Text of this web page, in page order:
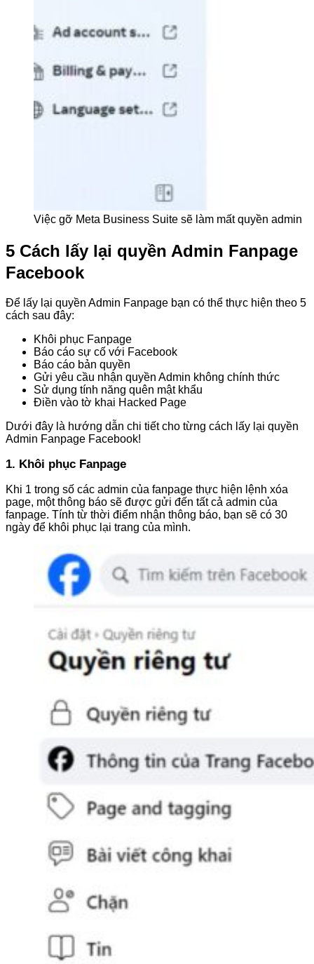
Việc gỡ Meta Business Suite sẽ làm mất quyền admin
5 Cách lấy lại quyền Admin Fanpage
Facebook
Để lấy lại quyền Admin Fanpage bạn có thể thực hiện theo 5
cách sau đây:
Khôi phục Fanpage
Báo cáo sự cố với Facebook
Báo cáo bản quyền
Gửi yêu cầu nhận quyền Admin không chính thức
Sử dụng tính năng quên mật khẩu
Điền vào tờ khai Hacked Page
Dưới đây là hướng dẫn chi tiết cho từng cách lấy lại quyền
Admin Fanpage Facebook!
1. Khôi phục Fanpage
Khi 1 trong số các admin của fanpage thực hiện lệnh xóa
page, một thông báo sẽ được gửi đến tất cả admin của
fanpage. Tính từ thời điểm nhận thông báo, bạn sẽ có 30
ngày để khôi phục lại trang của mình.